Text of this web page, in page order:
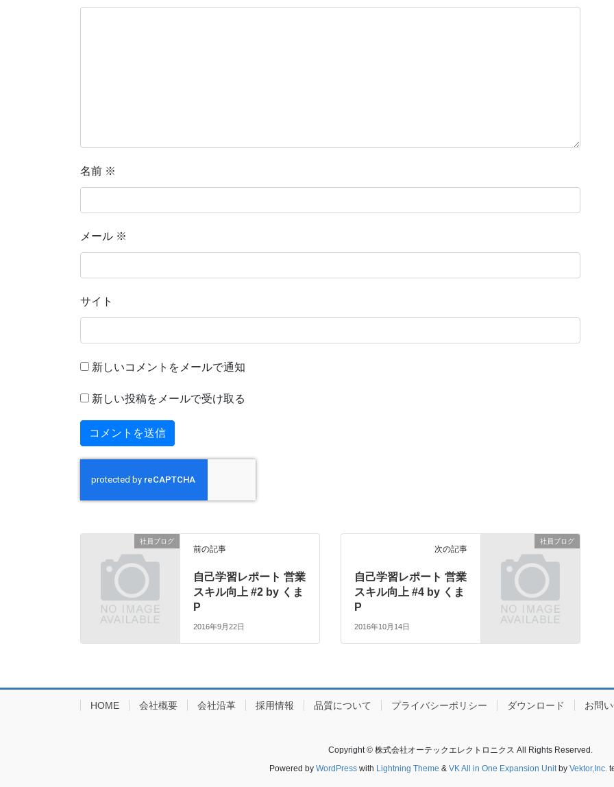
名前 ※
メール ※
サイト
新しいコメントをメールで通知
新しい投稿をメールで受け取る
社員ブログ
前の記事
自己学習レポート 営業
スキル向上 #2 by くま
P
2016年9月22日
社員ブログ
次の記事
自己学習レポート 営業
スキル向上 #4 by くま
P
2016年10月14日
HOME 会社概要 会社沿革 採用情報 品質について プライバシーポリシー ダウンロード お問
Copyright © 株式会社オーテックエレクトロニクス All Rights Reserved.
Powered by WordPress with Lightning Theme & VK All in One Expansion Unitby Vektor,Inc.